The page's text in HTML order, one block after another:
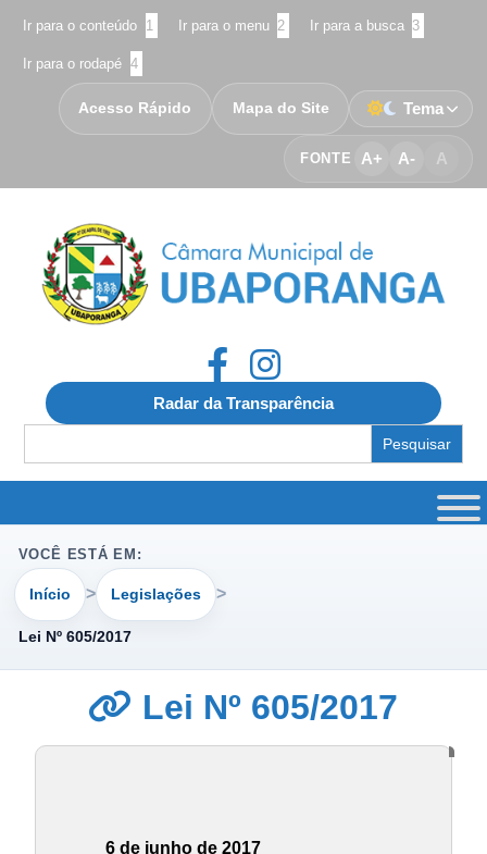
Ir para o conteúdo 1 Ir para o menu 2 Ir para a busca 3
Ir para o rodapé 4
FONTE A+ A- A
Acesso Rápido Mapa do Site Tema
Radar da Transparência
for:
VOCÊ ESTÁ EM:
Início Legislações
Lei Nº 605/2017
Lei Nº 605/2017
6 de junho de 2017